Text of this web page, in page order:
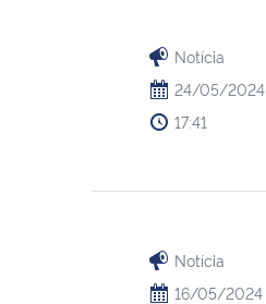
Notícia
24/05/2024
17:41
Notícia
16/05/2024